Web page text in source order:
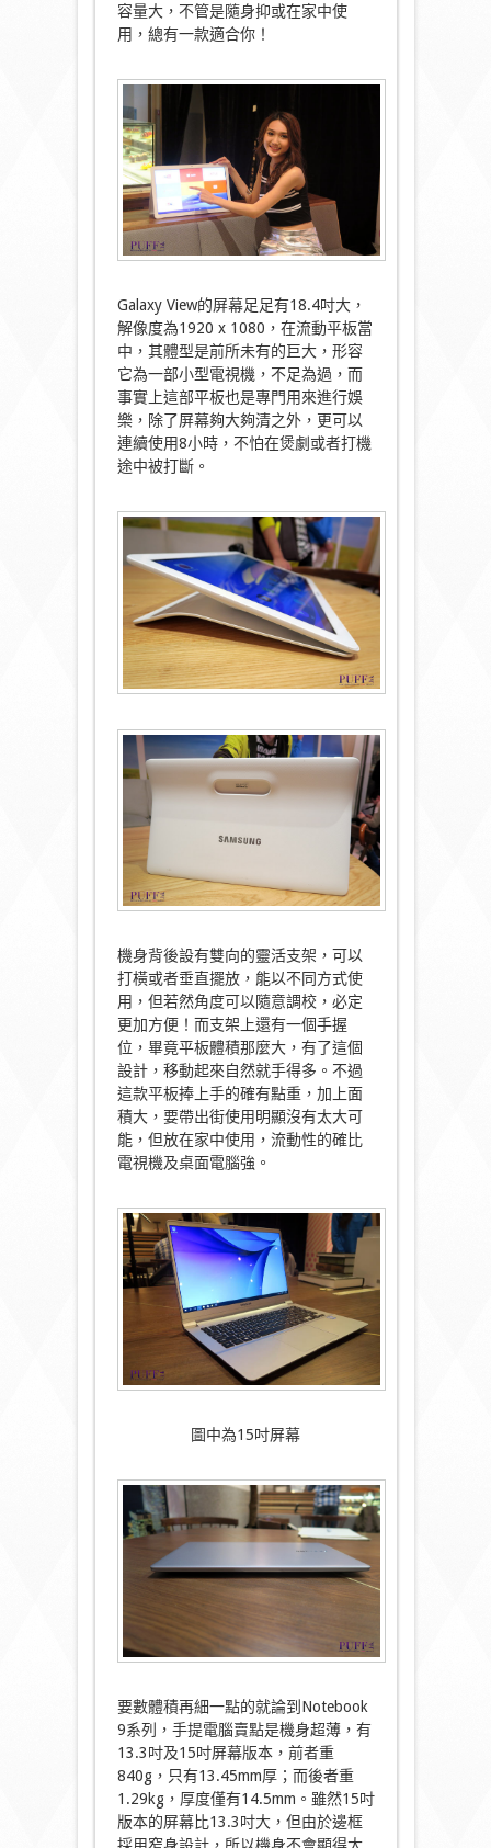
容量大，不管是隨身抑或在家中使
用，總有一款適合你！
Galaxy View的屏幕足足有18.4吋大，
解像度為1920 x 1080，在流動平板當
中，其體型是前所未有的巨大，形容
它為一部小型電視機，不足為過，而
事實上這部平板也是專門用來進行娛
樂，除了屏幕夠大夠清之外，更可以
連續使用8小時，不怕在煲劇或者打機
途中被打斷。
機身背後設有雙向的靈活支架，可以
打橫或者垂直擺放，能以不同方式使
用，但若然角度可以隨意調校，必定
更加方便！而支架上還有一個手握
位，畢竟平板體積那麼大，有了這個
設計，移動起來自然就手得多。不過
這款平板捧上手的確有點重，加上面
積大，要帶出街使用明顯沒有太大可
能，但放在家中使用，流動性的確比
電視機及桌面電腦強。
圖中為15吋屏幕
要數體積再細一點的就論到Notebook
9系列，手提電腦賣點是機身超薄，有
13.3吋及15吋屏幕版本，前者重
840g，只有13.45mm厚；而後者重
1.29kg，厚度僅有14.5mm。雖然15吋
版本的屏幕比13.3吋大，但由於邊框
採用窄身設計，所以機身不會顯得太